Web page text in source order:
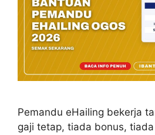
Pemandu eHailing bekerja
gaji tetap, tiada bonus,